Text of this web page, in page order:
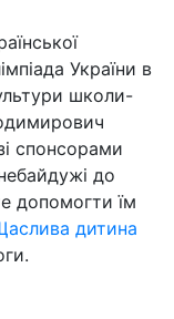
України в
школи-
спонсорами
до
допомогти їм
дитина